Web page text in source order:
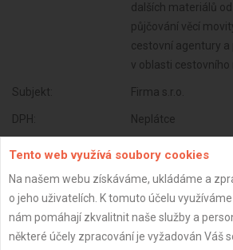
dalších materiálů
půjčování věcí
cestovní agentury
v oblasti cestovního
Subjekt: Firma s.r.o.
DPH: Neplátce
Datum registrace: 21.12.2023
Dostupnost:
Tento web využívá soubory cookies
Na našem webu získáváme, ukládáme a
o jeho uživatelích. K tomuto účelu
nám pomáhají zkvalitnit naše služby a
některé účely zpracování je vyžadován Váš